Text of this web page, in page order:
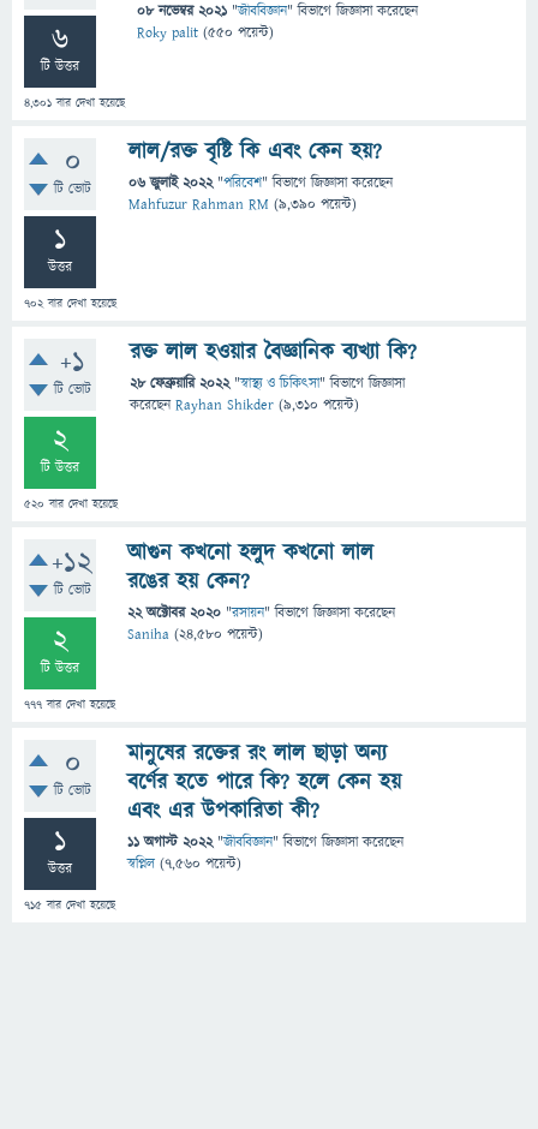
6
টি উত্তর
4,301 বার দেখা হয়েছে
08 নভেম্বর 2021 "জীববিজ্ঞান" বিভাগে জিজ্ঞাসাকরেছেন
Roky palit (550 পয়েন্ট)
0
টি ভোট
1
উত্তর
702বার দেখা হয়েছে
লাল/রক্ত বৃষ্টি কি এবং কেন হয়?
06 জুলাই 2022 "পরিবেশ" বিভাগে জিজ্ঞাসাকরেছেন
Mahfuzur Rahman RM (9,390 পয়েন্ট)
+1
টি ভোট
2
টি উত্তর
520 বার দেখা হয়েছে
রক্ত লাল হওয়ার বৈজ্ঞানিক ব্যখ্যা কি?
28 ফেব্রুয়ারি 2022 "স্বাস্থ্য ও চিকিৎসা" বিভাগে জিজ্ঞাসা
করেছেনRayhan Shikder (9,310 পয়েন্ট)
+12
টি ভোট
2
টি উত্তর
777 বার দেখা হয়েছে
আগুন কখনো হলুদ কখনো লাল
রঙের হয় কেন?
22 অক্টোবর 2020 "রসায়ন" বিভাগে জিজ্ঞাসাকরেছেন
Saniha (24,580 পয়েন্ট)
0
টি ভোট
1
উত্তর
715 বার দেখা হয়েছে
মানুষের রক্তের রং লাল ছাড়া অন্য
বর্ণের হতে পারে কি? হলে কেন হয়
এবং এর উপকারিতা কী?
11 অগাস্ট 2022 "জীববিজ্ঞান" বিভাগে জিজ্ঞাসাকরেছেন
স্বপ্নিল (7,560 পয়েন্ট)